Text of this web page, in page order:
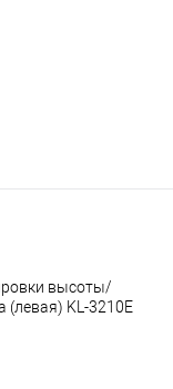
высоты/
(левая) KL-3210E